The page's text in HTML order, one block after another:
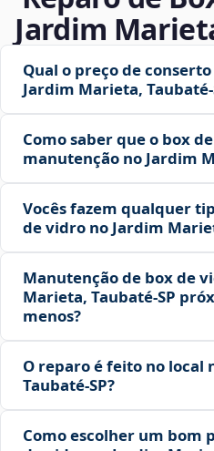
Jardim
Qual o preço de
Jardim Marieta,
Como saber que o box
manutenção no Jardim
Vocês fazem qualquer
de vidro no Jardim
Manutenção de box de
Marieta, Taubaté‑SP
menos?
O reparo é feito no local
Taubaté‑SP?
Como escolher um bom